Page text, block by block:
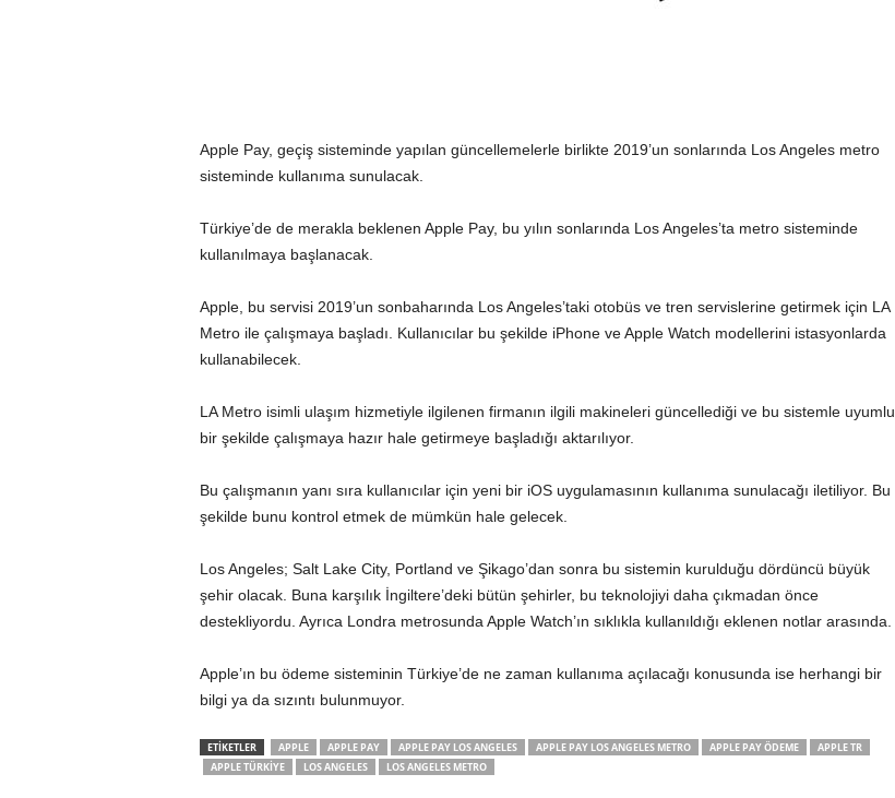
Apple Pay, geçiş sisteminde yapılan güncellemelerle birlikte 2019’un sonlarında Los Angeles metro
sisteminde kullanıma sunulacak.
Türkiye’de de merakla beklenen ApplePay, bu yılın sonlarında Los Angeles’ta metro sisteminde
kullanılmaya başlanacak.
Apple, bu servisi 2019’un sonbaharında Los Angeles’taki otobüs ve tren servislerine getirmek için LA
Metro ile çalışmaya başladı. Kullanıcılar bu şekilde iPhone ve Apple Watch modellerini istasyonlarda
kullanabilecek.
LA Metro isimli ulaşım hizmetiyle ilgilenen firmanın ilgili makineleri güncellediği ve bu sistemle uyumlu
bir şekilde çalışmaya hazır hale getirmeye başladığı aktarılıyor.
Bu çalışmanın yanı sıra kullanıcılar için yeni bir iOS uygulamasının kullanıma sunulacağı iletiliyor. Bu
şekilde bunu kontrol etmek de mümkün hale gelecek.
Los Angeles; Salt Lake City, Portland ve Şikago’dan sonra bu sistemin kurulduğu dördüncü büyük
şehir olacak. Buna karşılık İngiltere’deki bütün şehirler, bu teknolojiyi daha çıkmadan önce
destekliyordu. Ayrıca Londra metrosunda Apple Watch’ın sıklıkla kullanıldığı eklenen notlar arasında.
Apple’ın bu ödeme sisteminin Türkiye’de ne zaman kullanıma açılacağı konusunda ise herhangi bir
bilgi ya da sızıntı bulunmuyor.
ETİKETLER APPLE APPLE PAY APPLE PAY LOS ANGELES APPLE PAY LOS ANGELES METRO APPLE PAY ÖDEME
APPLE TR
APPLE TÜRKIYE
LOS ANGELES LOS ANGELES METRO